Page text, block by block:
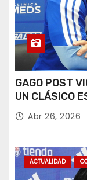
GAGO POST
UN CLÁSICO
Abr 26, 2026
ACTUALIDAD